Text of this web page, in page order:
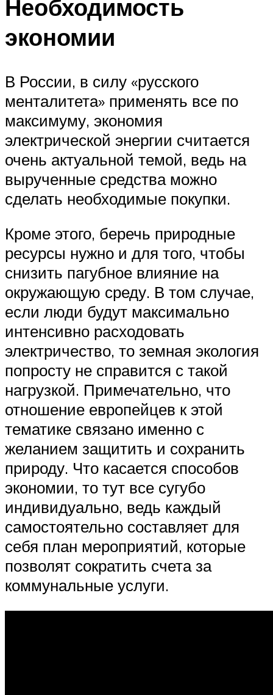
Необходимость
экономии
В России, в силу «русского
менталитета» применять все по
максимуму, экономия
электрической энергии считается
очень актуальной темой, ведь на
вырученные средства можно
сделать необходимые покупки.
Кроме этого, беречь природные
ресурсы нужно и для того, чтобы
снизить пагубное влияние на
окружающую среду. В том случае,
если люди будут максимально
интенсивно расходовать
электричество, то земная экология
попросту не справится с такой
нагрузкой. Примечательно, что
отношение европейцев к этой
тематике связано именно с
желанием защитить и сохранить
природу. Что касается способов
экономии, то тут все сугубо
индивидуально, ведь каждый
самостоятельно составляет для
себя план мероприятий, которые
позволят сократить счета за
коммунальные услуги.